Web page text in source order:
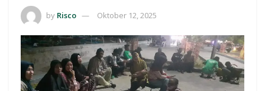
by Risco Oktober 12, 2025